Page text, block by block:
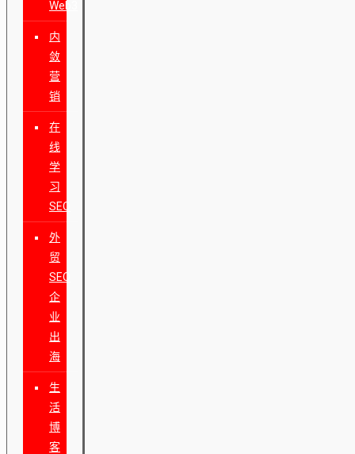
Web3
内
敛
营
销
在
线
学
习
SEO
外
贸
SEO
企
业
出
海
生
活
博
客